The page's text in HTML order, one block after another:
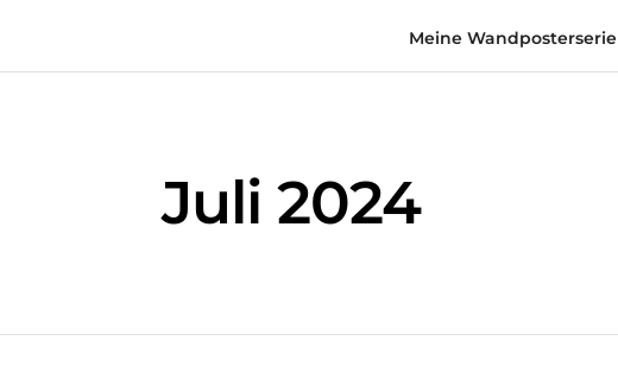
Meine Wandposterserie
Juli 2024